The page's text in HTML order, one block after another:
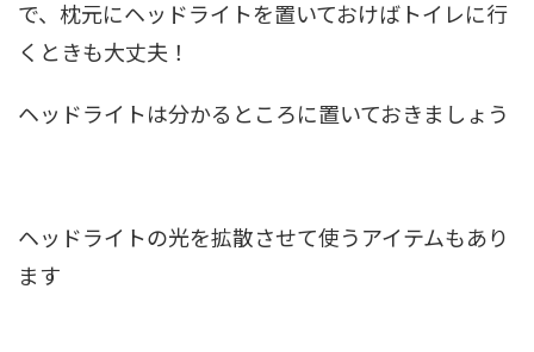
で、枕元にヘッドライトを置いておけばトイレに行
くときも大丈夫！
ヘッドライトは分かるところに置いておきましょう
ヘッドライトの光を拡散させて使うアイテムもあり
ます